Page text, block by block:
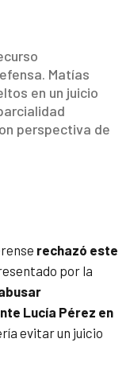
Matías
en un juicio
perspectiva de
rechazó este
por la
Lucía Pérez en
evitar un juicio